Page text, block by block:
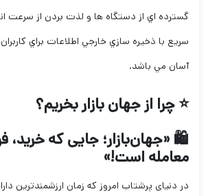
گسترده اي از دستگاه ها و لذت بردن از سرعت
سريع با ذخيره سازي خارجي اطلاعات براي کاربران
آسان مي باشد.
⭐ چرا از جهان بازار بخریم؟
🛍️ «جهان‌بازار؛ جایی که خرید،
معامله است!»
در دنیای پرشتاب امروز که زمان ارزشمندترین